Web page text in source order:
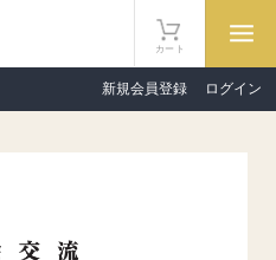
新規会員登録 ログイン
カート